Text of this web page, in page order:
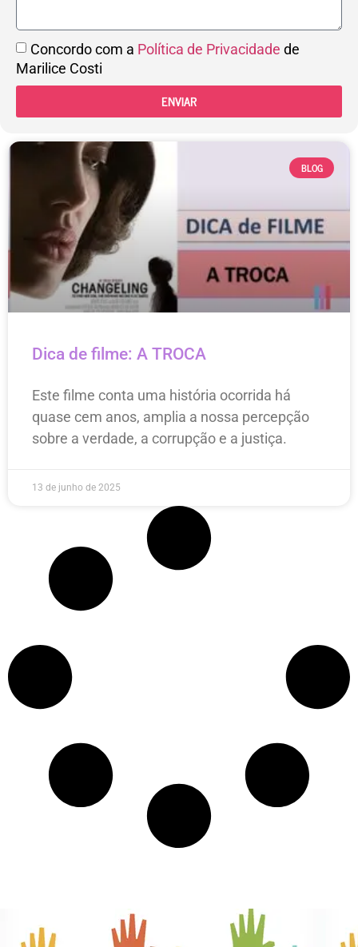
Concordo com a Política de Privacidade de
Marilice Costi
ENVIAR
BLOG
Dica de filme: A TROCA
Este filme conta uma história ocorrida há
quase cem anos, amplia a nossa percepção
sobre a verdade, a corrupção e a justiça.
13 de junho de 2025